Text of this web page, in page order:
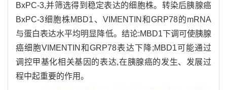
BxPC-3,并筛选得到稳定表达的细胞株。转染后胰腺癌
BxPC-3细胞株MBD1、VIMENTIN和GRP78的mRNA
与蛋白表达水平均明显降低。结论:MBD1下调可使胰腺
癌细胞VIMENTIN和GRP78表达下降;MBD1可能通过
调控甲基化相关基因的表达,在胰腺癌的发生、发展过
程中起重要的作用。